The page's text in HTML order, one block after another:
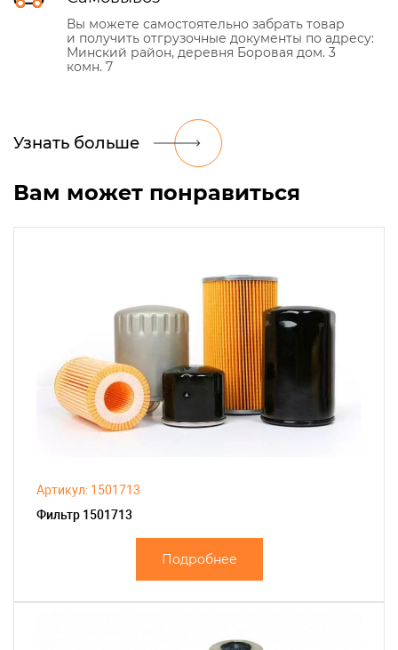
Вы можете самостоятельно забрать товар
и получить отгрузочные документы по адресу:
Минский район, деревня Боровая дом. 3
комн. 7
Узнать больше
Вам может понравиться
Артикул: 1501713
Фильтр 1501713
Подробнее